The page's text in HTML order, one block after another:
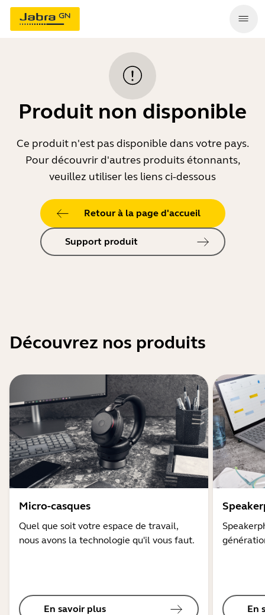
Produit non disponible
Ce produit n'est pas disponible dans votre pays.
Pour découvrir d'autres produits étonnants,
veuillez utiliser les liens ci-dessous
Retour à la page d'accueil
Support produit
Découvrez nos produits
Micro-casques
Quel que soit votre espace de travail,
nous avons la technologie qu'il vous faut.
En savoir plus En